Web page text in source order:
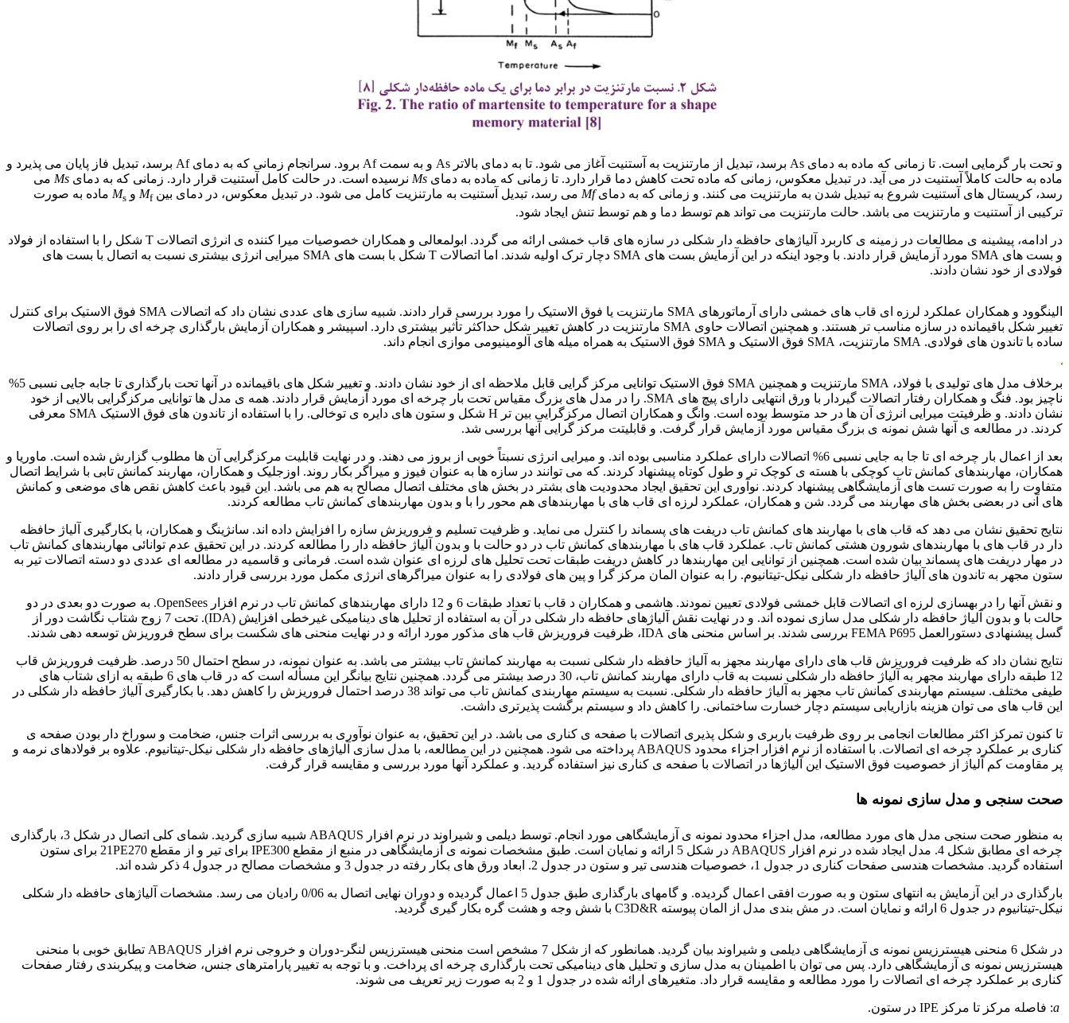
و تحت بار گرمایی است. تا زمانی که ماده به دمای As برسد، تبدیل از مارتنزیت به آستنیت آغاز می شود. تا به دمای بالاتر As و به سمت Af برود. سرانجام زمانی که به دمای Af برسد، تبدیل فاز پایان می پذیرد و
ماده به حالت کاملاً آستنیت در می آید. در تبدیل معکوس، زمانی که ماده تحت کاهش دما قرار دارد. تا زمانی که ماده به دمای Ms نرسیده است. در حالت کامل آستنیت قرار دارد. زمانی که به دمای Ms می
رسد، کریستال های آستنیت شروع به تبدیل شدن به مارتنزیت می کنند. و زمانی که به دمایMf می رسد، تبدیل آستنیت به مارتنزیت کامل می شود. در تبدیل معکوس، در دمای بین Mf و Ms
ماده به صورت
ترکیبی از آستنیت و مارتنزیت می باشد. حالت مارتنزیت می تواند هم توسط دما و هم توسط تنش ایجاد شود.
در ادامه، پیشینه ی مطالعات در زمینه ی کاربرد آلیاژهای حافظه دار شکلی در سازه های قاب خمشی ارائه می گردد. ابولمعالی و همکاران خصوصیات میرا کننده ی انرژی اتصالات T شکل را با استفاده از فولاد
و بست های SMA مورد آزمایش قرار دادند. با وجود اینکه در این آزمایش بست های SMA دچار ترک اولیه شدند. اما اتصالات T شکل با بست های SMA میرایی انرژی بیشتری نسبت به اتصال با بست های
فولادی از خود نشان دادند.
الینگوود و همکاران عملکرد لرزه ای قاب های خمشی دارای آرماتورهای SMA مارتنزیت یا فوق الاستیک را مورد بررسی قرار دادند. شبیه سازی های عددی نشان داد که اتصالات SMA فوق الاستیک برای کنترل
تغییر شکل باقیمانده در سازه مناسب تر هستند. و همچنین اتصالات حاوی SMA مارتنزیت در کاهش تغییر شکل حداکثر تأثیر بیشتری دارد. اسپیشر و همکاران آزمایش بارگذاری چرخه ای را بر روی اتصالات
ساده با تاندون های فولادی. SMA مارتنزیت، SMA فوق الاستیک و SMA فوق الاستیک به همراه میله های آلومینیومی موازی انجام داند.
برخلاف مدل های تولیدی با فولاد، SMA مارتنزیت و همچنین SMA فوق الاستیک توانایی مرکز گرایی قابل ملاحظه ای از خود نشان دادند. و تغییر شکل های باقیمانده در آنها تحت بارگذاری تا جابه جایی نسبی 5%
ناچیز بود. فنگ و همکاران رفتار اتصالات گیردار با ورق انتهایی دارای پیچ های SMA. را در مدل های بزرگ مقیاس تحت بار چرخه ای مورد آزمایش قرار دادند. همه ی مدل ها توانایی مرکزگرایی بالایی از خود
نشان دادند. و ظرفیتت میرایی انرژی آن ها در حد متوسط بوده است. وانگ و همکاران اتصال مرکزگرایی بین تر H شکل و ستون های دایره ی توخالی. را با استفاده از تاندون های فوق الاستیک SMA معرفی
کردند. در مطالعه ی آنها شش نمونه ی بزرگ مقیاس مورد آزمایش قرار گرفت. و قابلیتت مرکز گرایی آنها بررسی شد.
بعد از اعمال بار چرخه ای تا جا به جایی نسبی 6% اتصالات دارای عملکرد مناسبی بوده اند. و میرایی انرژی نسبتاً خوبی از بروز می دهند. و در نهایت قابلیت مرکزگرایی آن ها مطلوب گزارش شده است. ماوریا و
همکاران، مهاربندهای کمانش تاب کوچکی با هسته ی کوچک تر و طول کوتاه پیشنهاد کردند. که می توانند در سازه ها به عنوان فیوز و میراگر بکار روند. اوزجلیک و همکاران، مهاربند کمانش تابی با شرایط اتصال
متفاوت را به صورت تست های آزمایشگاهی پیشنهاد کردند. نوآوری این تحقیق ایجاد محدودیت های بشتر در بخش های مختلف اتصال مصالح به هم می باشد. این قیود باعث کاهش نقص های موضعی و کمانش
های آنی در بعضی بخش های مهاربند می گردد. شن و همکاران، عملکرد لرزه ای قاب های با مهاربندهای هم محور را با و بدون مهاربندهای کمانش تاب مطالعه کردند.
نتایج تحقیق نشان می دهد که قاب های با مهاربند های کمانش تاب دریفت های پسماند را کنترل می نماید. و ظرفیت تسلیم و فروریزش سازه را افزایش داده اند. سانژینگ و همکاران، با بکارگیری آلیاژ حافظه
دار در قاب های با مهاربندهای شورون هشتی کمانش تاب. عملکرد قاب های با مهاربندهای کمانش تاب در دو حالت با و بدون آلیاژ حافظه دار را مطالعه کردند. در این تحقیق عدم توانائی مهاربندهای کمانش تاب
در مهار دریفت های پسماند بیان شده است. همچنین از توانایی این مهاربندها در کاهش دریفت طبقات تحت تحلیل های لرزه ای عنوان شده است. فرمانی و قاسمیه در مطالعه ای عددی دو دسته اتصالات تیر به
ستون مجهر به تاندون های آلیاژ حافظه دار شکلی نیکل-تیتانیوم. را به عنوان المان مرکز گرا و پین های فولادی را به عنوان میراگرهای انرژی مکمل مورد بررسی قرار دادند.
و نقش آنها را در بهسازی لرزه ای اتصالات قابل خمشی فولادی تعیین نمودند. هاشمی و همکاران د قاب با تعداد طبقات 6 و 12 دارای مهاربندهای کمانش تاب در نرم افزار OpenSees. به صورت دو بعدی در دو
حالت با و بدون آلیاژ حافظه دار شکلی مدل سازی نموده اند. و در نهایت نقش آلیاژهای حافظه دار شکلی در آن به استفاده از تحلیل های دینامیکی غیرخطی افزایش (IDA). تحت 7 زوج شتاب نگاشت دور از
گسل پیشنهادی دستورالعمل FEMA P695 بررسی شدند. بر اساس منحنی های IDA، ظرفیت فروریزش قاب های مذکور مورد ارائه و در نهایت منحنی های شکست برای سطح فروریزش توسعه دهی شدند.
نتایج نشان داد که ظرفیت فروریزش قاب های دارای مهاربند مجهز به آلیاژ حافظه دار شکلی نسبت به مهاربند کمانش تاب بیشتر می باشد. به عنوان نمونه، در سطح احتمال 50 درصد. ظرفیت فروریزش قاب
12 طبقه دارای مهاربند مجهر به آلیاژ حافظه دار شکلی نسبت به قاب دارای مهاربند کمانش تاب، 30 درصد بیشتر می گردد. همچنین نتایج بیانگر این مسأله است که در قاب های 6 طبقه به ازای شتاب های
طیفی مختلف. سیستم مهاربندی کمانش تاب مجهز به آلیاژ حافظه دار شکلی. نسبت به سیستم مهاربندی کمانش تاب می تواند 38 درصد احتمال فروریزش را کاهش دهد. با بکارگیری آلیاژ حافظه دار شکلی در
این قاب های می توان هزینه بازاریابی سیستم دچار خسارت ساختمانی. را کاهش داد و سیستم برگشت پذیرتری داشت.
تا کنون تمرکز اکثر مطالعات انجامی بر روی ظرفیت باربری و شکل پذیری اتصالات با صفحه ی کناری می باشد. در این تحقیق، به عنوان نوآوری به بررسی اثرات جنس، ضخامت و سوراخ دار بودن صفحه ی
کناری بر عملکرد چرخه ای اتصالات. با استفاده از نرم افزار اجزاء محدود ABAQUS پرداخته می شود. همچنین در این مطالعه، با مدل سازی آلیاژهای حافظه دار شکلی نیکل-تیتانیوم. علاوه بر فولادهای نرمه و
پر مقاومت کم آلیاژ از خصوصیت فوق الاستیک این آلیاژها در اتصالات با صفحه ی کناری نیز استفاده گردید. و عملکرد آنها مورد بررسی و مقایسه قرار گرفت.
صحت سنجی و مدل سازی نمونه ها
به منظور صحت سنجی مدل های مورد مطالعه، مدل اجزاء محدود نمونه ی آزمایشگاهی مورد انجام. توسط دیلمی و شیراوند در نرم افزار ABAQUS شبیه سازی گردید. شمای کلی اتصال در شکل 3، بارگذاری
چرخه ای مطابق شکل 4. مدل ایجاد شده در نرم افزار ABAQUS در شکل 5 ارائه و نمایان است. طبق مشخصات نمونه ی آزمایشگاهی در منبع از مقطع IPE300 برای تیر و از مقطع 21PE270 برای ستون
استفاده گردید. مشخصات هندسی صفحات کناری در جدول 1، خصوصیات هندسی تیر و ستون در جدول 2. ابعاد ورق های بکار رفته در جدول 3 و مشخصات مصالح در جدول 4 ذکر شده اند.
بارگذاری در این آزمایش به انتهای ستون و به صورت افقی اعمال گردیده. و گامهای بارگذاری طبق جدول 5 اعمال گردیده و دوران نهایی اتصال به 0/06 رادیان می رسد. مشخصات آلیاژهای حافظه دار شکلی
نیکل-تیتانیوم در جدول 6 ارائه و نمایان است. در مش بندی مدل از المان پیوسته C3D&R با شش وجه و هشت گره بکار گیری گردید.
در شکل 6 منحنی هیسترزیس نمونه ی آزمایشگاهی دیلمی و شیراوند بیان گردید. همانطور که از شکل 7 مشخص است منحنی هیسترزیس لنگر-دوران و خروجی نرم افزار ABAQUS تطابق خوبی با منحنی
هیسترزیس نمونه ی آزمایشگاهی دارد. پس می توان با اطمینان به مدل سازی و تحلیل های دینامیکی تحت بارگذاری چرخه ای پرداخت. و با توجه به تغییر پارامترهای جنس، ضخامت و پیکربندی رفتار صفحات
کناری بر عملکرد چرخه ای اتصالات را مورد مطالعه و مقایسه قرار داد. متغیرهای ارائه شده در جدول 1 و 2 به صورت زیر تعریف می شوند.
: فاصله مرکز تا مرکز IPE در ستون.